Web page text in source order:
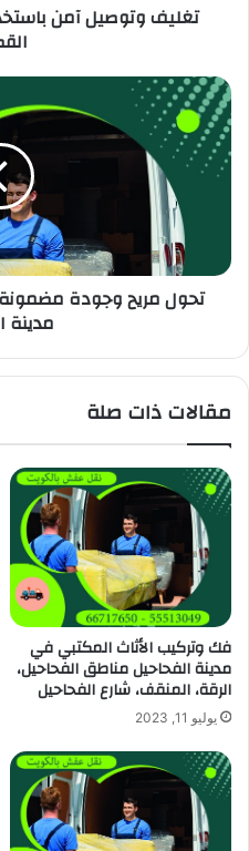
تغليف وتوصيل آمن
تحول مريح وجودة
مدينة
مقالات ذات صلة
فك وتركيب الأثاث المكتبي في
مدينة الفحاحيل مناطق الفحاحيل،
الرقة، المنقف، شارع الفحاحيل
يوليو 11, 2023